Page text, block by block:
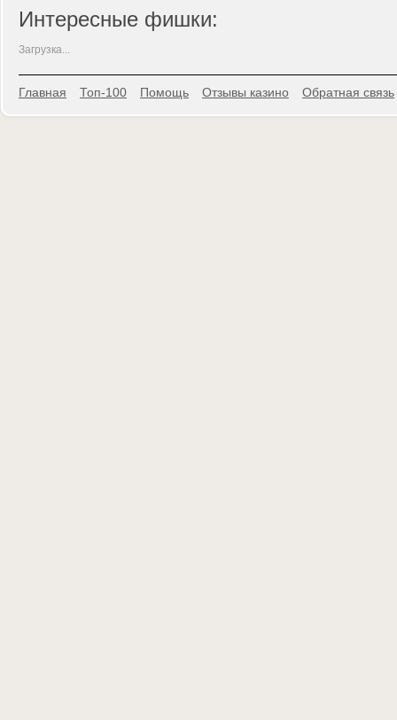
Интересные фишки:
Загрузка...
Главная Топ-100 Помощь Отзывы казино Обратная связь